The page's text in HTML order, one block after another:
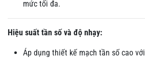
mức tối đa.
Hiệu suất tần số và độ nhạy:
Áp dụng thiết kế mạch tần số cao với